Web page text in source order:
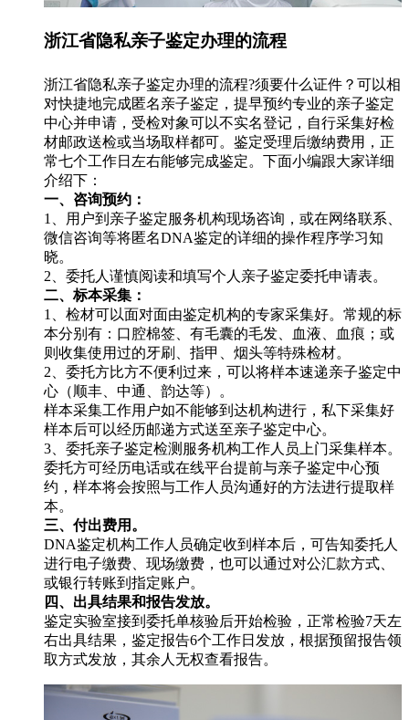
浙江省隐私亲子鉴定办理的流程
浙江省隐私亲子鉴定办理的流程?须要什么证件？可以相
对快捷地完成匿名亲子鉴定，提早预约专业的亲子鉴定
中心并申请，受检对象可以不实名登记，自行采集好检
材邮政送检或当场取样都可。鉴定受理后缴纳费用，正
常七个工作日左右能够完成鉴定。下面小编跟大家详细
介绍下：
一、咨询预约：
1、用户到亲子鉴定服务机构现场咨询，或在网络联系、
微信咨询等将匿名DNA鉴定的详细的操作程序学习知
晓。
2、委托人谨慎阅读和填写个人亲子鉴定委托申请表。
二、标本采集：
1、检材可以面对面由鉴定机构的专家采集好。常规的标
本分别有：口腔棉签、有毛囊的毛发、血液、血痕；或
则收集使用过的牙刷、指甲、烟头等特殊检材。
2、委托方比方不便利过来，可以将样本速递亲子鉴定中
心（顺丰、中通、韵达等）。
样本采集工作用户如不能够到达机构进行，私下采集好
样本后可以经历邮递方式送至亲子鉴定中心。
3、委托亲子鉴定检测服务机构工作人员上门采集样本。
委托方可经历电话或在线平台提前与亲子鉴定中心预
约，样本将会按照与工作人员沟通好的方法进行提取样
本。
三、付出费用。
DNA鉴定机构工作人员确定收到样本后，可告知委托人
进行电子缴费、现场缴费，也可以通过对公汇款方式、
或银行转账到指定账户。
四、出具结果和报告发放。
鉴定实验室接到委托单核验后开始检验，正常检验7天左
右出具结果，鉴定报告6个工作日发放，根据预留报告领
取方式发放，其余人无权查看报告。